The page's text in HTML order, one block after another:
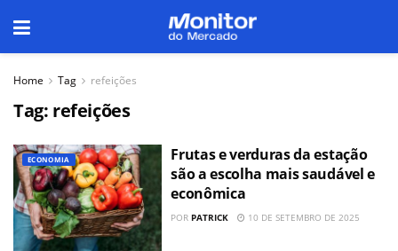
Home Tag refeições
Tag: refeições
ECONOMIA
Frutas e verduras da estação
são a escolha mais saudável e
econômica
POR PATRICK 10 DE SETEMBRO DE 2025